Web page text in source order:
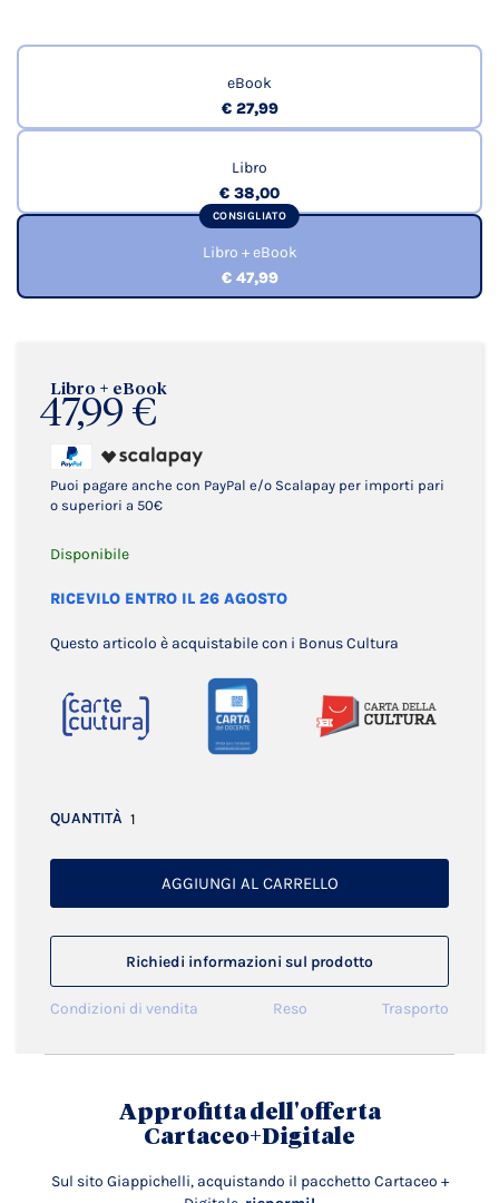
Libro + eBook
47,99 €
Puoi pagare anche con PayPal e/o Scalapay per importi pari
o superiori a 50€
Disponibile
RICEVILO ENTRO IL 26 AGOSTO
Questo articolo è acquistabile con i Bonus Cultura
QUANTITÀ
AGGIUNGI AL CARRELLO
Richiedi informazioni sul prodotto
Condizioni di vendita Reso Trasporto
eBook
€ 27,99
Libro
€ 38,00
CONSIGLIATO
Libro + eBook
€ 47,99
Approfitta dell'offerta
Cartaceo+Digitale
Sul sito Giappichelli, acquistando il pacchetto Cartaceo +